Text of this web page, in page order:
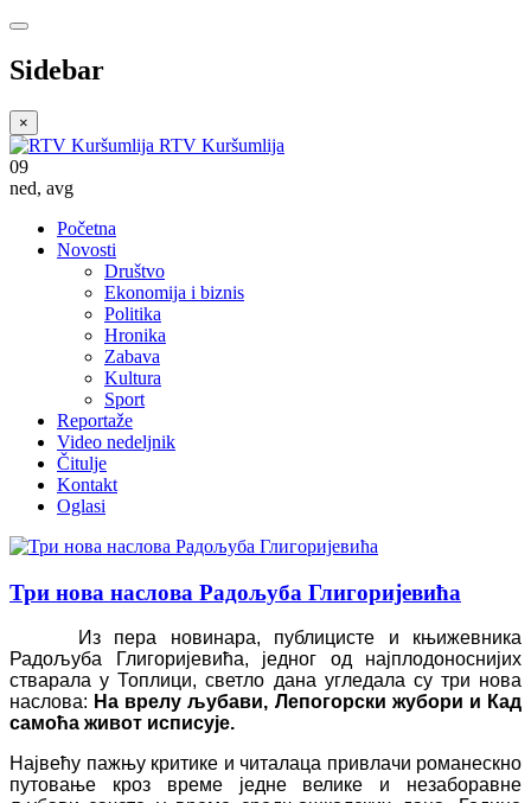
Sidebar
×
RTV Kuršumlija
09
ned, avg
Početna
Novosti
Društvo
Ekonomija i biznis
Politika
Hronika
Zabava
Kultura
Sport
Reportaže
Video nedeljnik
Čitulje
Kontakt
Oglasi
Три нова наслова Радољуба Глигоријевића
Из пера новинара, публицисте и књижевника
Радољуба Глигоријевића, једног од најплодоноснијих
стварала у Топлици, светло дана угледала су три нова
наслова: На врелу љубави, Лепогорски жубори и Кад
самоћа живот исписује.
Највећу пажњу критике и читалаца привлачи романескно
путовање кроз време једне велике и незаборавне